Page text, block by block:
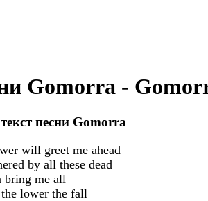
Gomorra -
песни Gomorra
will greet me ahead
by all these dead
bring me all
lower the fall